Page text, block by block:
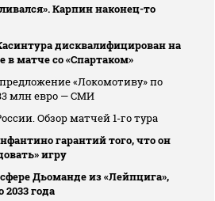
Карпин наконец-то
дисквалифицирован на
в матче со «Спартаком»
предложение «Локомотиву» по
млн евро — СМИ
Обзор матчей 1-го тура
гарантий того, что он
игру
Дьоманде из «Лейпцига»,
года